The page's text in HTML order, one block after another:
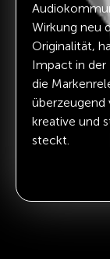
Wirkung neu
Originalität,
Impact in der
die
überzeugend
kreative und
steckt.